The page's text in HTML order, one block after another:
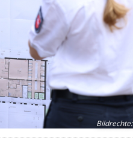
Bildrechte: